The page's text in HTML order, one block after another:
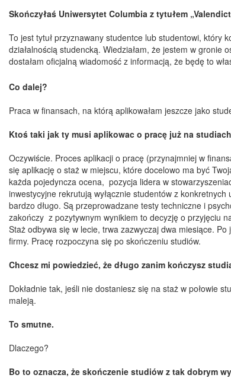
Skończyłaś Uniwersytet Columbia z tytułem
To jest tytuł przyznawany studentce lub studentowi, który
działalnością studencką. Wiedziałam, że jestem w
dostałam oficjalną wiadomość z informacją, że będę to
Co dalej?
Praca w finansach, na którą aplikowałam jeszcze jako
Ktoś taki jak ty musi aplikowac o pracę już na
Oczywiście. Proces aplikacji o pracę (przynajmniej w
się aplikację o staż w miejscu, które docelowo ma być
każda pojedyncza ocena, pozycja lidera w
inwestycyjne rekrutują wyłącznie studentów z
bardzo długo. Są przeprowadzane testy techniczne i
zakończy z pozytywnym wynikiem to decyzję o przyjęciu
Staż odbywa się w lecie, trwa zazwyczaj dwa miesiące.
firmy. Pracę rozpoczyna się po skończeniu studiów.
Chcesz mi powiedzieć, że długo zanim kończysz
Dokładnie tak, jeśli nie dostaniesz się na staż w połowie
maleją.
To smutne.
Dlaczego?
Bo to oznacza, że skończenie studiów z tak dobrym